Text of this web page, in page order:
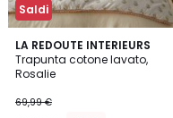
Saldi
LA REDOUTE INTERIEURS
Trapunta cotone lavato,
Rosalie
69,99 €
4,3
/ 5